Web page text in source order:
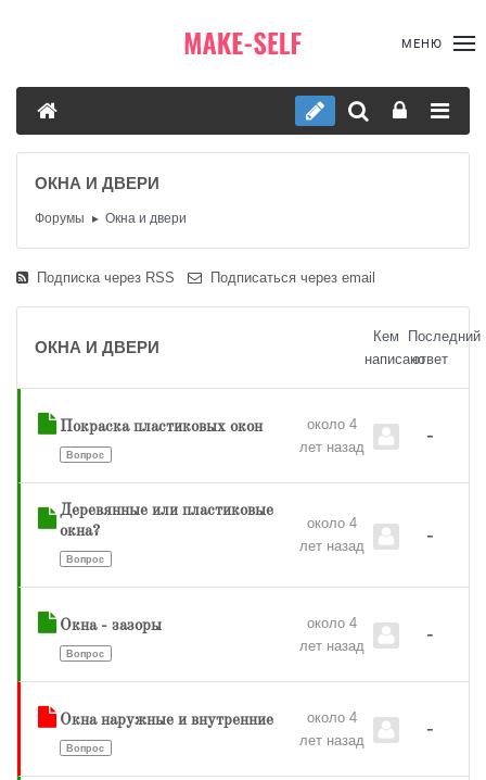
МЕНЮ
ОКНА И ДВЕРИ
Форумы Окна и двери
Подписка через RSS Подписаться через email
ОКНА И ДВЕРИ
Кем
написано
Последний
ответ
Покраска пластиковых окон
Вопрос
около 4
лет назад
-
Деревянные или пластиковые
окна?
Вопрос
около 4
лет назад
-
Окна - зазоры
Вопрос
около 4
лет назад
-
Окна наружные и внутренние
Вопрос
около 4
лет назад
-